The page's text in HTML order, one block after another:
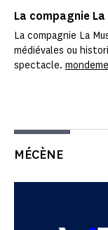
La compagnie La
La compagnie La
médiévales ou
spectacle.
MÉCÈNE